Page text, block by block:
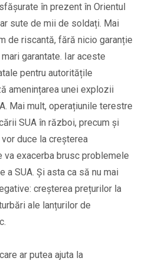
în prezent în Orientul
sute de mii de soldați. Mai
de riscantă, fără nicio garanție
garantate. Iar aceste
pentru autoritățile
amenințarea unei explozii
Mai mult, operațiunile terestre
SUA în război, precum și
duce la creșterea
exacerba brusc problemele
a SUA. Și asta ca să nu mai
creșterea prețurilor la
ale lanțurilor de
ar putea ajuta la